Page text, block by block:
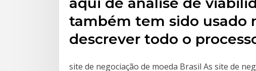
também tem sido usado
descrever todo o
site de negociação de moeda Brasil As site de